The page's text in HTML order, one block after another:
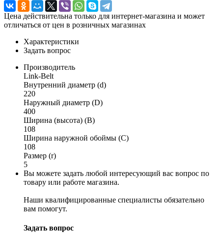
Цена действительна только для интернет-магазина и может
отличаться от цен в розничных магазинах
Характеристики
Задать вопрос
Производитель
Link-Belt
Внутренний диаметр (d)
220
Наружный диаметр (D)
400
Ширина (высота) (B)
108
Ширина наружной обоймы (C)
108
Размер (r)
5
Вы можете задать любой интересующий вас вопрос по
товару или работе магазина.
Наши квалифицированные специалисты обязательно
вам помогут.
Задать вопрос